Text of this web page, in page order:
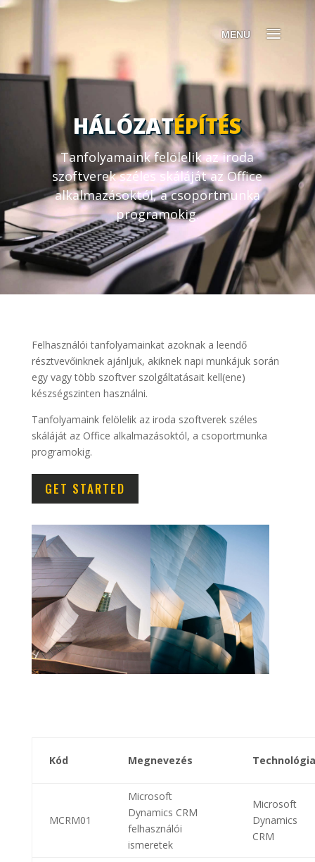
HÁLÓZATÉPÍTÉS
Tanfolyamaink felölelik az iroda
szoftverek széles skáláját az Office
alkalmazásoktól, a csoportmunka
programokig.
Felhasználói tanfolyamainkat azoknak a leendő
résztvevőinknek ajánljuk, akiknek napi munkájuk során
egy vagy több szoftver szolgáltatásait kell(ene)
készségszinten használni.
Tanfolyamaink felölelik az iroda szoftverek széles
skáláját az Office alkalmazásoktól, a csoportmunka
programokig.
GET STARTED
Kód Megnevezés Technológia
MCRM01
Microsoft
Dynamics CRM
felhasználói
ismeretek
Microsoft
Dynamics
CRM